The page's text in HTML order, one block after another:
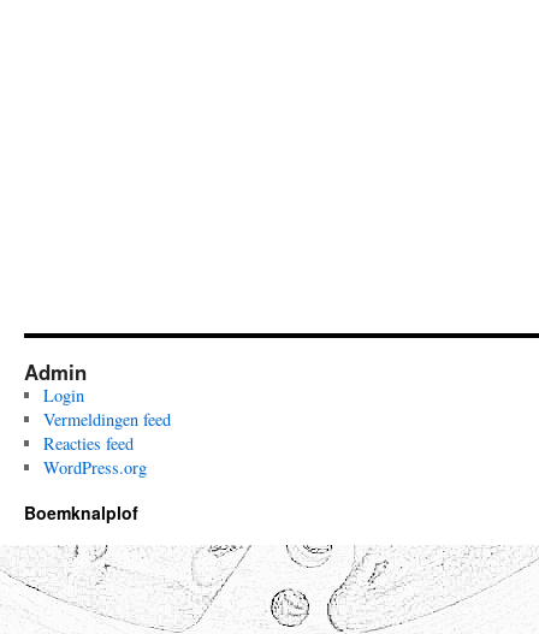
Admin
Login
Vermeldingen feed
Reacties feed
WordPress.org
Boemknalplof